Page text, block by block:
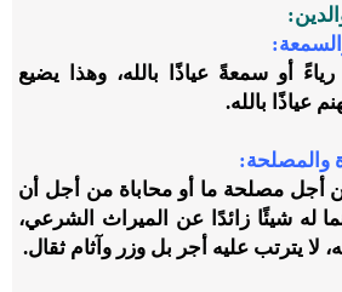
أو سمعةً عياذًا بالله، وهذا يضيع
عياذًا بالله.
والمصلحة:
أجل مصلحة ما أو محاباة من أجل أن
له شيئًا زائدًا عن الميراث الشرعي،
لا يترتب عليه أجر بل وزر وآثام ثقال.